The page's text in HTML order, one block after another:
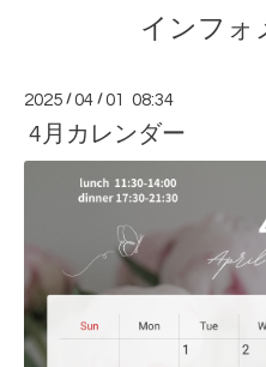
インフォ
2025 /04 /01 08:34
4月カレンダー